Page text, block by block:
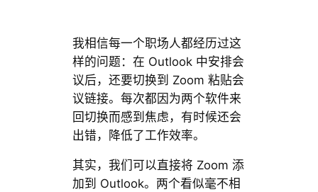
我相信每一个职场人都经历过这
样的问题：在 Outlook 中安排会
议后，还要切换到 Zoom 粘贴会
议链接。每次都因为两个软件来
回切换而感到焦虑，有时候还会
出错，降低了工作效率。
其实，我们可以直接将 Zoom 添
加到 Outlook。两个看似毫不相